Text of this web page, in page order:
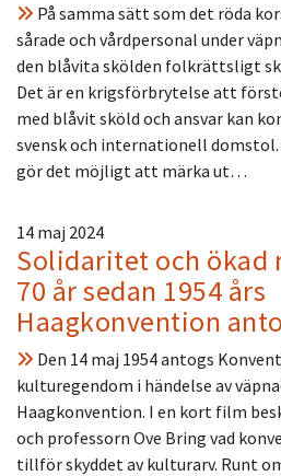
På samma sätt som det röda
sårade och vårdpersonal under
den blåvita skölden folkrättsligt
Det är en krigsförbrytelse att
med blåvit sköld och ansvar kan
svensk och internationell domstol.
gör det möjligt att märka ut…
14 maj 2024
Solidaritet och ökad
70 år sedan 1954 års
Haagkonvention
Den 14 maj 1954 antogs
kulturegendom i händelse av
Haagkonvention. I en kort film
och professorn Ove Bring vad
tillför skyddet av kulturarv. Runt